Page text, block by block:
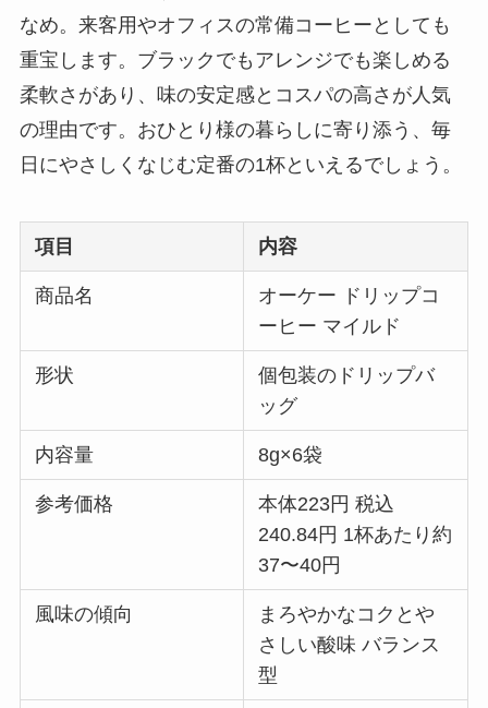
なめ。来客用やオフィスの常備コーヒーとしても
重宝します。ブラックでもアレンジでも楽しめる
柔軟さがあり、味の安定感とコスパの高さが人気
の理由です。おひとり様の暮らしに寄り添う、毎
日にやさしくなじむ定番の1杯といえるでしょう。
項目 内容
商品名
オーケー ドリップコ
ーヒー マイルド
形状
個包装のドリップバ
ッグ
内容量 8g×6袋
参考価格
本体223円 税込
240.84円 1杯あたり約
37〜40円
風味の傾向
まろやかなコクとや
さしい酸味 バランス
型